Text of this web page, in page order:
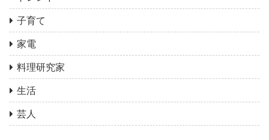
子育て
家電
料理研究家
生活
芸人